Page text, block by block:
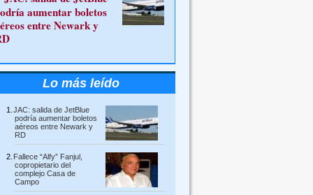
aumentar boletos
entre Newark y
Lo más leído
JAC: salida de JetBlue
podría aumentar boletos
aéreos entre Newark y
RD
Fallece “Alfy” Fanjul,
copropietario del
complejo Casa de
Campo